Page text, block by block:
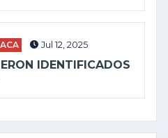
Jul 12, 2025
IDENTIFICADOS